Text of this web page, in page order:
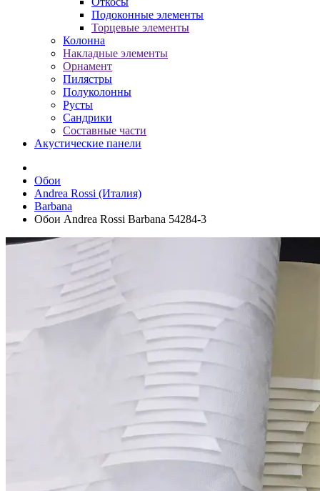
Подоконные элементы
Торцевые элементы
Колонна
Накладные элементы
Орнамент
Пилястры
Полуколонны
Русты
Сандрики
Составные части
Акустические панели
Обои
Andrea Rossi (Италия)
Barbana
Обои Andrea Rossi Barbana 54284-3